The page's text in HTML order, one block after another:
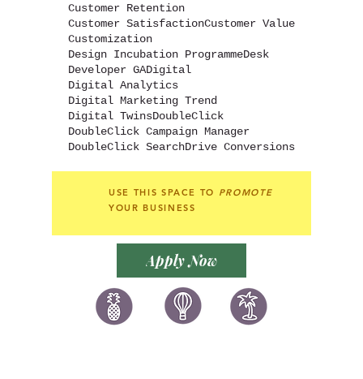
Customer Retention
Customer SatisfactionCustomer Value
Customization
Design Incubation ProgrammeDesk
Developer GADigital
Digital Analytics
Digital Marketing Trend
Digital TwinsDoubleClick
DoubleClick Campaign Manager
DoubleClick SearchDrive Conversions
USE THIS SPACE TO PROMOTE
YOUR BUSINESS
Apply Now